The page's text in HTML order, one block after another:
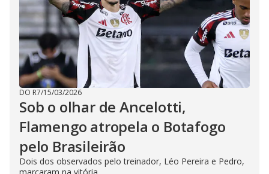
DO R7/15/03/2026
Sob o olhar de Ancelotti,
Flamengo atropela o Botafogo
pelo Brasileirão
Dois dos observados pelo treinador, Léo Pereira e Pedro,